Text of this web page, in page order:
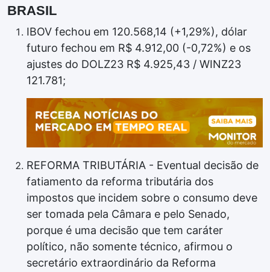
BRASIL
IBOV fechou em 120.568,14 (+1,29%), dólar
futuro fechou em R$ 4.912,00 (-0,72%) e os
ajustes do DOLZ23 R$ 4.925,43 / WINZ23
121.781;
REFORMA TRIBUTÁRIA - Eventual decisão de
fatiamento da reforma tributária dos
impostos que incidem sobre o consumo deve
ser tomada pela Câmara e pelo Senado,
porque é uma decisão que tem caráter
político, não somente técnico, afirmou o
secretário extraordinário da Reforma